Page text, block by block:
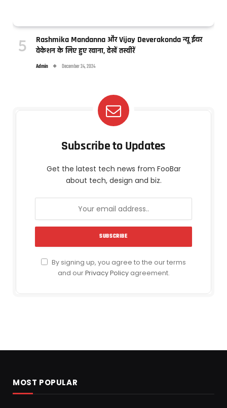
Rashmika Mandanna और Vijay Deverakonda न्यू ईयर
वेकेशन के लिए हुए रवाना, देखें तस्वीरें
Admin December 24, 2024
Subscribe to Updates
Get the latest tech news from FooBar
about tech, design and biz.
By signing up, you agree to the our terms
and ourPrivacy Policyagreement.
MOST POPULAR